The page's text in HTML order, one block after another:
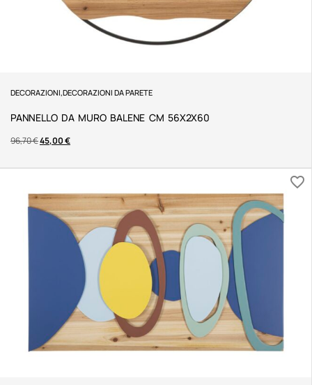
DECORAZIONI,DECORAZIONI DA PARETE
PANNELLO DA MURO BALENE CM 56X2X60
96,70€45,00€